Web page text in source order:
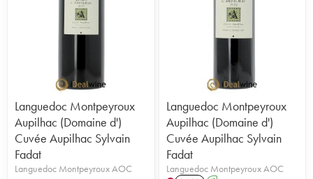
Languedoc Montpeyroux
Aupilhac (Domaine d')
Cuvée Aupilhac Sylvain
Fadat
Languedoc Montpeyroux AOC
Languedoc Montpeyroux
Aupilhac (Domaine d')
Cuvée Aupilhac Sylvain
Fadat
Languedoc Montpeyroux AOC